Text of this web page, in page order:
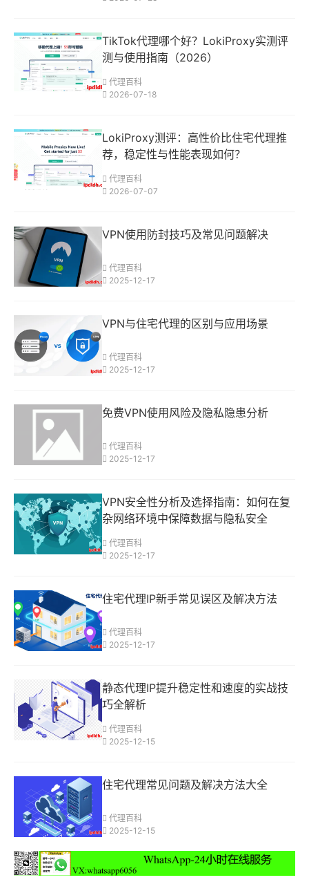
TikTok代理哪个好？LokiProxy实测评
测与使用指南（2026）
代理百科
2026-07-18
LokiProxy测评：高性价比住宅代理推
荐，稳定性与性能表现如何？
代理百科
2026-07-07
VPN使用防封技巧及常见问题解决
代理百科
2025-12-17
VPN与住宅代理的区别与应用场景
代理百科
2025-12-17
免费VPN使用风险及隐私隐患分析
代理百科
2025-12-17
VPN安全性分析及选择指南：如何在复
杂网络环境中保障数据与隐私安全
代理百科
2025-12-17
住宅代理IP新手常见误区及解决方法
代理百科
2025-12-17
静态代理IP提升稳定性和速度的实战技
巧全解析
代理百科
2025-12-15
住宅代理常见问题及解决方法大全
代理百科
2025-12-15